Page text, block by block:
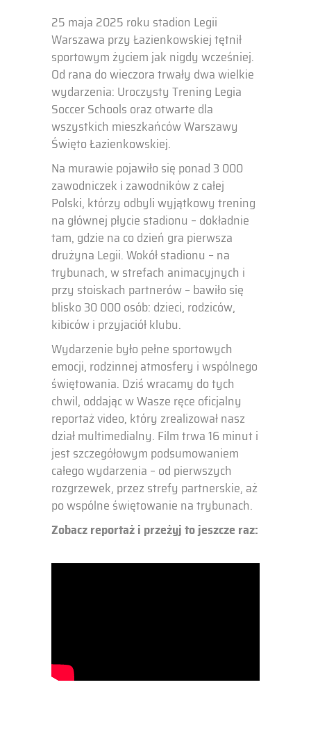
25 maja 2025 roku stadion Legii
Warszawa przy Łazienkowskiej tętnił
sportowym życiem jak nigdy wcześniej.
Od rana do wieczora trwały dwa wielkie
wydarzenia: Uroczysty Trening Legia
Soccer Schools oraz otwarte dla
wszystkich mieszkańców Warszawy
Święto Łazienkowskiej.
Na murawie pojawiło się ponad 3 000
zawodniczek i zawodników z całej
Polski, którzy odbyli wyjątkowy trening
na głównej płycie stadionu – dokładnie
tam, gdzie na co dzień gra pierwsza
drużyna Legii. Wokół stadionu – na
trybunach, w strefach animacyjnych i
przy stoiskach partnerów – bawiło się
blisko 30 000 osób: dzieci, rodziców,
kibiców i przyjaciół klubu.
Wydarzenie było pełne sportowych
emocji, rodzinnej atmosfery i wspólnego
świętowania. Dziś wracamy do tych
chwil, oddając w Wasze ręce oficjalny
reportaż video, który zrealizował nasz
dział multimedialny. Film trwa 16 minut i
jest szczegółowym podsumowaniem
całego wydarzenia – od pierwszych
rozgrzewek, przez strefy partnerskie, aż
po wspólne świętowanie na trybunach.
Zobacz reportaż i przeżyj to jeszcze raz: